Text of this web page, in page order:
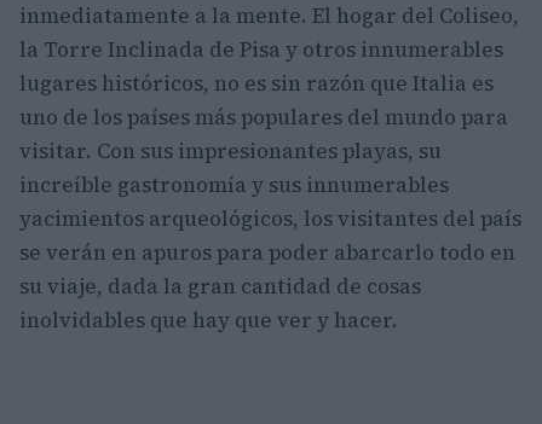
inmediatamente a la mente. El hogar del Coliseo,
la Torre Inclinada de Pisa y otros innumerables
lugares históricos, no es sin razón que Italia es
uno de los países más populares del mundo para
visitar. Con sus impresionantes playas, su
increíble gastronomía y sus innumerables
yacimientos arqueológicos, los visitantes del país
se verán en apuros para poder abarcarlo todo en
su viaje, dada la gran cantidad de cosas
inolvidables que hay que ver y hacer.